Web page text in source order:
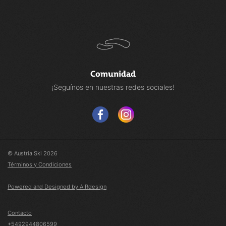
Comunidad
¡Seguínos en nuestras redes sociales!
© Austria Ski 2026
Términos y Condiciones
Powered and Designed by AIRdesign
Contacto
+5492944806599